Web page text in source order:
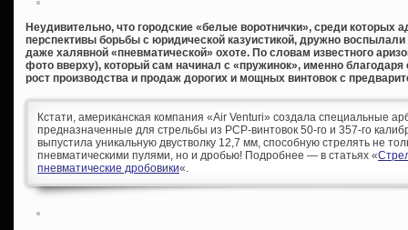
Неудивительно, что городские «белые воротнички», среди которых
перспективы борьбы с юридической казуистикой, дружно
даже халявной «пневматической» охоте. По словам известного
фото вверху), который сам начинал с «пружинок», именно
рост производства и продаж дорогих и мощных винтовок с
Кстати, американская компания «Air Venturi» создала специальные
предназначенные для стрельбы из PCP-винтовок 50-го и 357-го
выпустила уникальную двустволку 12,7 мм, способную стрелять не
пневматическими пулями, но и дробью! Подробнее — в статьях «
пневматические дробовики«.